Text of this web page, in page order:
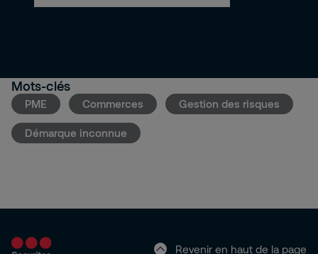
Mots-clés
PME Commerces Gestion des risques
Démarque inconnue
Revenir en haut de la page